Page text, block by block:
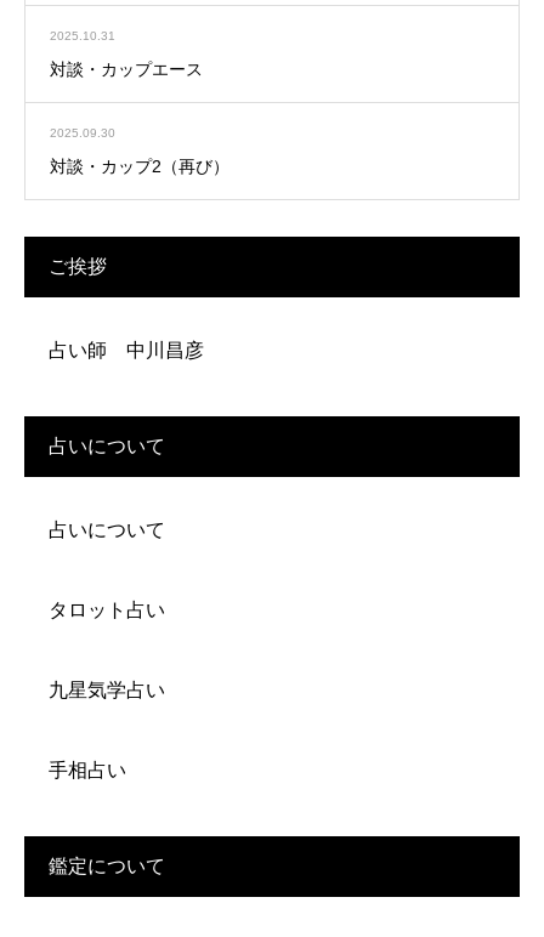
2025.10.31
対談・カップエース
2025.09.30
対談・カップ2（再び）
ご挨拶
占い師 中川昌彦
占いについて
占いについて
タロット占い
九星気学占い
手相占い
鑑定について